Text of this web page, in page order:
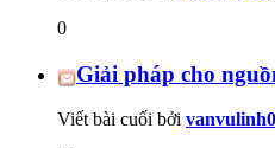
0
Giải pháp cho
Viết bài cuối bởi